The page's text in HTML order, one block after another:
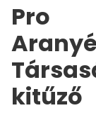
kitűző